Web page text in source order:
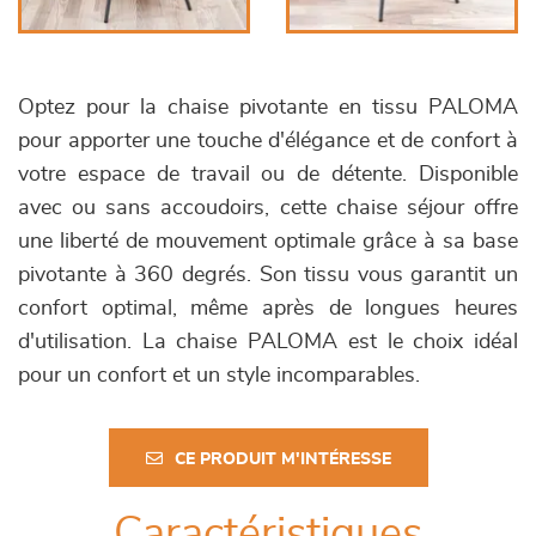
Optez pour la chaise pivotante en tissu PALOMA
pour apporter une touche d'élégance et de confort à
votre espace de travail ou de détente. Disponible
avec ou sans accoudoirs, cette chaise séjour offre
une liberté de mouvement optimale grâce à sa base
pivotante à 360 degrés. Son tissu vous garantit un
confort optimal, même après de longues heures
d'utilisation. La chaise PALOMA est le choix idéal
pour un confort et un style incomparables.
CE PRODUIT M'INTÉRESSE